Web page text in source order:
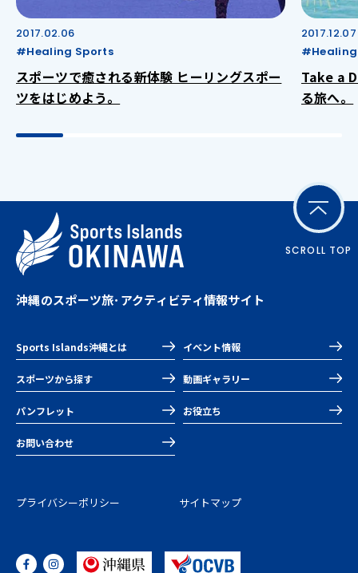
2017.02.06
#Healing Sports
スポーツで癒される新体験 ヒーリングスポー
ツをはじめよう。
2017.12.07
Take a
る旅へ。
SCROLL TOP
沖縄のスポーツ旅･アクティビティ情報サイト
Sports Islands沖縄とは イベント情報
スポーツから探す 動画ギャラリー
パンフレット お役立ち
お問い合わせ
プライバシーポリシー サイトマップ